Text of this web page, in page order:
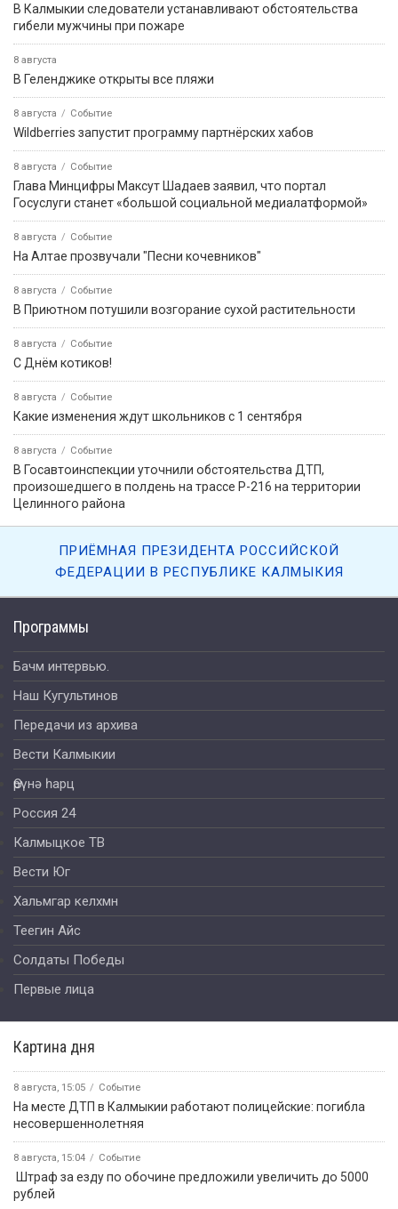
Программы
Бачм интервью.
Наш Кугультинов
Передачи из архива
Вести Калмыкии
Өрүнә һарц
Россия 24
Калмыцкое ТВ
Вести Юг
Хальмгар келхмн
Теегин Айс
Солдаты Победы
Первые лица
Картина дня
8 августа, 15:05 Событие
На месте ДТП в Калмыкии работают полицейские: погибла
несовершеннолетняя
8 августа, 15:04 Событие
️ Штраф за езду по обочине предложили увеличить до 5000
рублей
В Калмыкии следователи устанавливают обстоятельства
гибели мужчины при пожаре
8 августа
В Геленджике открыты все пляжи
8 августа Событие
Wildberries запустит программу партнёрских хабов
8 августа Событие
Глава Минцифры Максут Шадаев заявил, что портал
Госуслуги станет «большой социальной медиалатформой»
8 августа Событие
На Алтае прозвучали "Песни кочевников"
8 августа Событие
В Приютном потушили возгорание сухой растительности
8 августа Событие
С Днём котиков!
8 августа Событие
Какие изменения ждут школьников с 1 сентября
8 августа Событие
В Госавтоинспекции уточнили обстоятельства ДТП,
произошедшего в полдень на трассе Р-216 на территории
Целинного района
ПРИЁМНАЯ ПРЕЗИДЕНТА РОССИЙСКОЙ
ФЕДЕРАЦИИ В РЕСПУБЛИКЕ КАЛМЫКИЯ